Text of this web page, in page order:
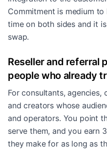
Commitment is medium
time on both sides and it
swap.
Reseller and referral
people who already
For consultants, agencies,
and creators whose
and operators. You point
serve them, and you earn
they make for as long as